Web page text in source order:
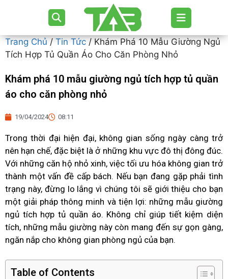
Trang Chủ/Tin Tức/ Khám Phá 10 Mẫu Giường Ngủ
Tích Hợp Tủ Quần Áo Cho Căn Phòng Nhỏ
Khám phá 10 mẫu giường ngủ tích hợp tủ quần
áo cho căn phòng nhỏ
19/04/2024 08:11
Trong thời đại hiện đại, không gian sống ngày càng trở
nên hạn chế, đặc biệt là ở những khu vực đô thị đông đúc.
Với những căn hộ nhỏ xinh, việc tối ưu hóa không gian trở
thành một vấn đề cấp bách. Nếu bạn đang gặp phải tình
trạng này, đừng lo lắng vì chúng tôi sẽ giới thiệu cho bạn
một giải pháp thông minh và tiện lợi: những mẫu giường
ngủ tích hợp tủ quần áo. Không chỉ giúp tiết kiệm diện
tích, những mẫu giường này còn mang đến sự gọn gàng,
ngăn nắp cho không gian phòng ngủ của bạn.
Table of Contents